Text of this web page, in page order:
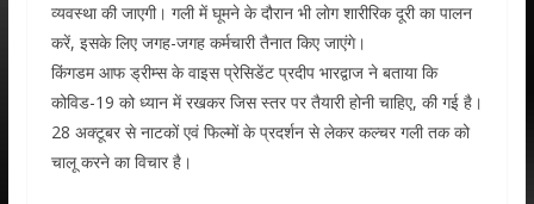
व्यवस्था की जाएगी। गली में घूमने के दौरान भी लाेग शारीरिक दूरी का पालन
करें, इसके लिए जगह-जगह कर्मचारी तैनात किए जाएंगे।
किंगडम आफ ड्रीम्स के वाइस प्रेसिडेंट प्रदीप भारद्वाज ने बताया कि
कोविड-19 को ध्यान में रखकर जिस स्तर पर तैयारी होनी चाहिए, की गई है।
28 अक्टूबर से नाटकों एवं फिल्मों के प्रदर्शन से लेकर कल्चर गली तक को
चालू करने का विचार है।